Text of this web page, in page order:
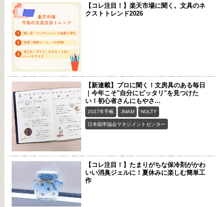
【コレ注目！】楽天市場に聞く。文具のネ
クストトレンド2026
【新連載】プロに聞く！文房具のある毎日
｜今年こそ"自分にピッタリ"を見つけた
い！初心者さんにもやさ...
2027年手帳 JMAM NOLTY
日本能率協会マネジメントセンター
【コレ注目！】たまりがちな保冷剤がかわ
いい消臭ジェルに！夏休みに楽しむ簡単工
作